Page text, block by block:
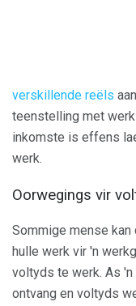
verskillende reëls
teenstelling met
inkomste is effens
werk.
Oorwegings vir
Sommige mense
hulle werk vir 'n
voltyds te werk. As
ontvang en voltyds